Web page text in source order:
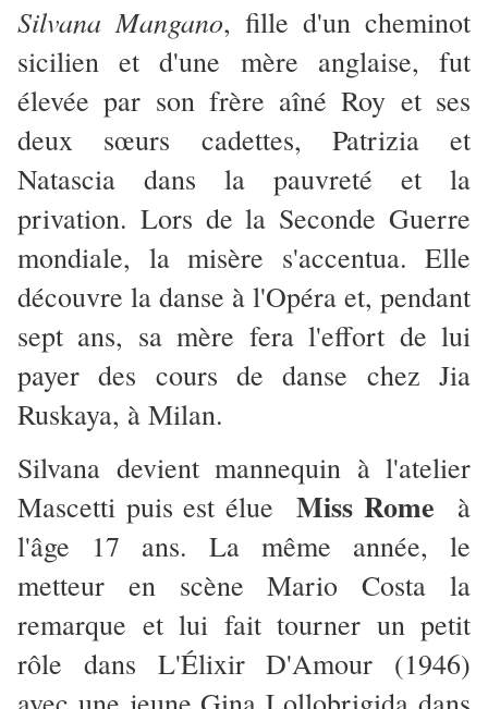
Silvana Mangano, fille d'un cheminot
sicilien et d'une mère anglaise, fut
élevée par son frère aîné Roy et ses
deux sœurs cadettes, Patrizia et
Natascia dans la pauvreté et la
privation. Lors de la Seconde Guerre
mondiale, la misère s'accentua. Elle
découvre la danse à l'Opéra et, pendant
sept ans, sa mère fera l'effort de lui
payer des cours de danse chez Jia
Ruskaya, à Milan.
Silvana devient mannequin à l'atelier
Mascetti puis est élueMiss Rome à
l'âge 17 ans. La même année, le
metteur en scène Mario Costa la
remarque et lui fait tourner un petit
rôle dans L'Élixir D'Amour (1946)